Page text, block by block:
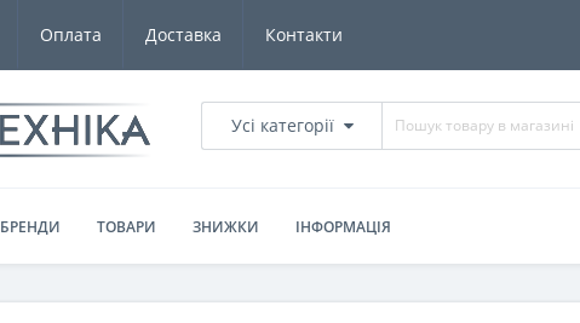
Оплата Доставка Контакти
Усі категорії
БРЕНДИ ТОВАРИ ЗНИЖКИ ІНФОРМАЦІЯ